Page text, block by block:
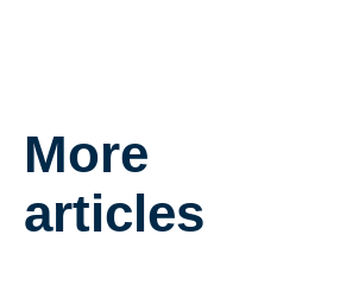
More
articles